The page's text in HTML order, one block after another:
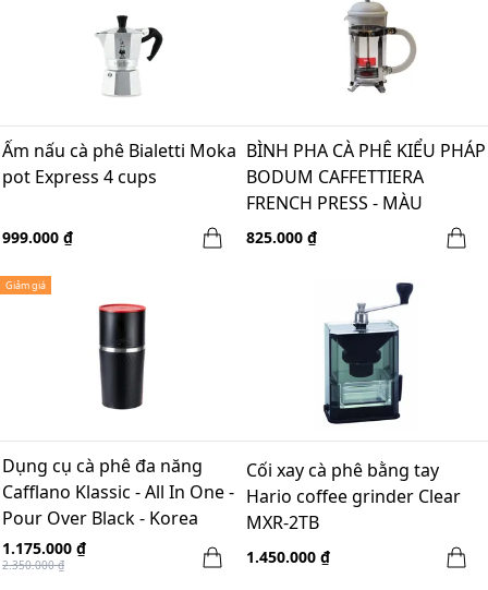
Ấm nấu cà phê Bialetti Moka
pot Express 4 cups
999.000 ₫
BÌNH PHA CÀ PHÊ KIỂU PHÁP
BODUM CAFFETTIERA
FRENCH PRESS - MÀU
SHADOW - 3 CUPS
825.000 ₫
Giảm giá
Dụng cụ cà phê đa năng
Cafflano Klassic - All In One -
Pour Over Black - Korea
1.175.000 ₫
2.350.000 ₫
Cối xay cà phê bằng tay
Hario coffee grinder Clear
MXR-2TB
1.450.000 ₫